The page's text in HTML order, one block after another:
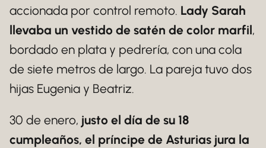
accionada por control remoto. Lady Sarah
llevaba un vestido de satén de color marfil,
bordado en plata y pedrería, con una cola
de siete metros de largo. La pareja tuvo dos
hijas Eugenia y Beatriz.
30 de enero, justo el día de su 18
cumpleaños, el príncipe de Asturias jura la